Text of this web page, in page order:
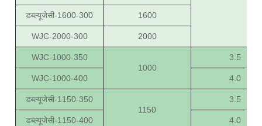
डब्ल्यूजेसी-1600-300 1600
WJC-2000-300 2000
WJC-1000-350
1000
3.5
WJC-1000-400 4.0
डब्ल्यूजेसी-1150-350
1150
3.5
डब्ल्यूजेसी-1150-400 4.0